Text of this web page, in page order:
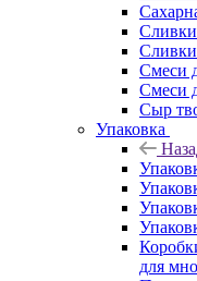
Сливки
Смеси
Смеси
Сыр
Упаковка
для